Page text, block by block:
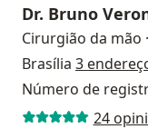
Dr. Bruno
Cirurgião da mão ·
Brasília 3
Número de
24